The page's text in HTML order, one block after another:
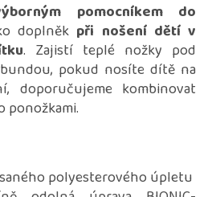
pomocníkem do
doplněk při nošení dětí v
. Zajistí teplé nožky pod
pokud nosíte dítě na
doporučujeme kombinovat
ponožkami.
polyesterového úpletu